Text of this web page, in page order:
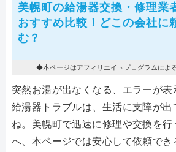
美幌町の給湯器交換・修理業
おすすめ比較！どこの会社に
む？
◆本ページはアフィリエイトプログラムによ
突然お湯が出なくなる、エラーが
給湯器トラブルは、生活に支障が出
ね。美幌町で迅速に修理や交換を
へ、本ページでは安心して依頼でき